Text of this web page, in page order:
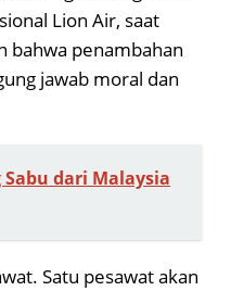
Lion Air, saat
bahwa penambahan
jawab moral dan
dari Malaysia
Satu pesawat akan